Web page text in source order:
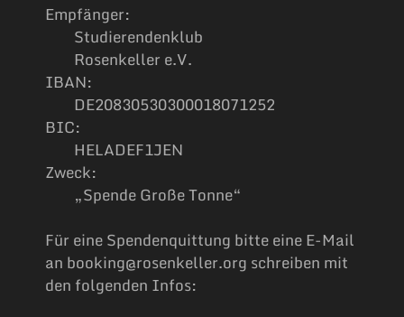
Empfänger:
Studierendenklub
Rosenkeller e.V.
IBAN:
DE20830530300018071252
BIC:
HELADEF1JEN
Zweck:
„Spende Große Tonne“
Für eine Spendenquittung bitte eine E-Mail
an booking@rosenkeller.org schreiben mit
den folgenden Infos: